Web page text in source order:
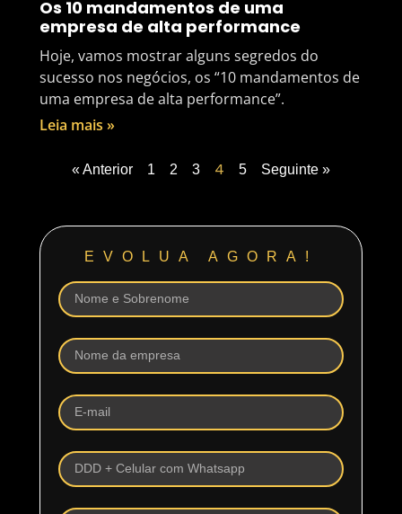
Os 10 mandamentos de uma
empresa de alta performance
Hoje, vamos mostrar alguns segredos do
sucesso nos negócios, os “10 mandamentos de
uma empresa de alta performance”.
Leia mais »
« Anterior 1 2 3 4 5 Seguinte »
EVOLUA AGORA!